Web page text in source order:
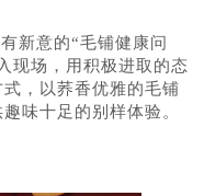
新意的“毛铺健康问
现场，用积极进取的态
，以荞香优雅的毛铺
味十足的别样体验。